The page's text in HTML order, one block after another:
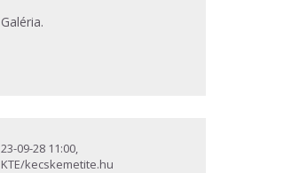
Galéria.
23-09-28 11:00,
KTE/kecskemetite.hu